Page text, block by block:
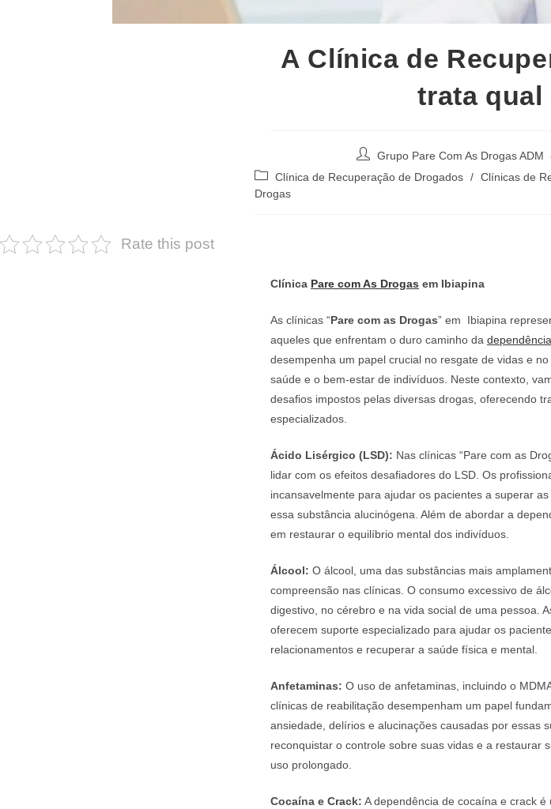
A Clínica de
trata qual
Autor
post:
Grupo Pare Com As Drogas ADM
Categoria
do
Clínica de Recuperação de Drogados / Clínicas de
Drogas
Rate this post
Clínica Pare com As Drogas em Ibiapina
As clínicas “Pare com as Drogas” em Ibiapina
aqueles que enfrentam o duro caminho da
desempenha um papel crucial no resgate de vidas e
saúde e o bem-estar de indivíduos. Neste contexto,
desafios impostos pelas diversas drogas, oferecendo
especializados.
Ácido Lisérgico (LSD): Nas clínicas “Pare com as
lidar com os efeitos desafiadores do LSD. Os
incansavelmente para ajudar os pacientes a superar
essa substância alucinógena. Além de abordar a
em restaurar o equilíbrio mental dos indivíduos.
Álcool: O álcool, uma das substâncias mais
compreensão nas clínicas. O consumo excessivo de
digestivo, no cérebro e na vida social de uma pessoa.
oferecem suporte especializado para ajudar os
relacionamentos e recuperar a saúde física e mental.
Anfetaminas: O uso de anfetaminas, incluindo o
clínicas de reabilitação desempenham um papel
ansiedade, delírios e alucinações causadas por essas
reconquistar o controle sobre suas vidas e a restaurar
uso prolongado.
Cocaína e Crack: A dependência de cocaína e crack